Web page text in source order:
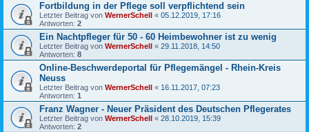
Fortbildung in der Pflege soll verpflichtend sein
Letzter Beitrag von WernerSchell « 05.12.2019, 17:16
Antworten: 2
Ein Nachtpfleger für 50 - 60 Heimbewohner ist zu wenig
Letzter Beitrag von WernerSchell « 29.11.2018, 14:50
Antworten: 8
Online-Beschwerdeportal für Pflegemängel - Rhein-Kreis
Neuss
Letzter Beitrag von WernerSchell « 16.11.2017, 07:23
Antworten: 1
Franz Wagner - Neuer Präsident des Deutschen Pflegerates
Letzter Beitrag von WernerSchell « 28.10.2019, 15:39
Antworten: 2